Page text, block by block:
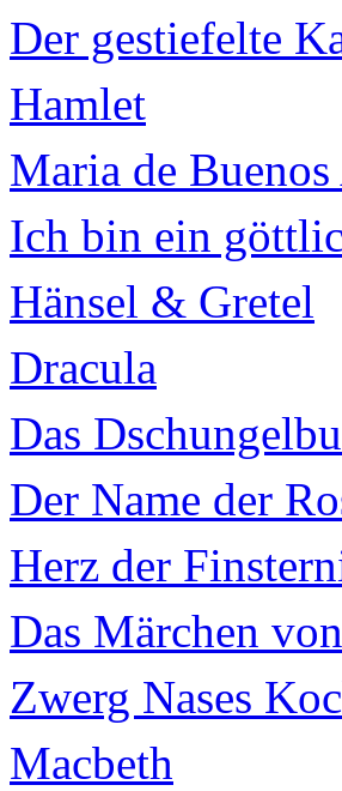
Der gestiefelte
Hamlet
Maria de
Ich bin ein
Hänsel & Gretel
Dracula
Das
Der Name der
Herz der
Das Märchen
Zwerg Nases
Macbeth